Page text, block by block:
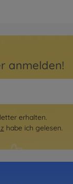
anmelden!
erhalten.
habe ich gelesen.